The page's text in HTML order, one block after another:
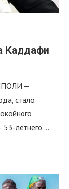
Каддафи
—
стало
53-летнего …